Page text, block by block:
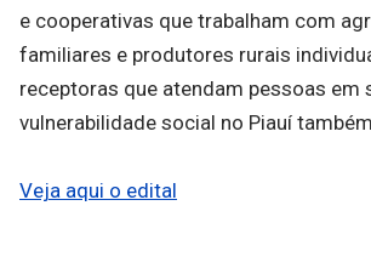
e cooperativas que trabalham com
familiares e produtores rurais
receptoras que atendam pessoas em
vulnerabilidade social no Piauí
Veja aqui o edital